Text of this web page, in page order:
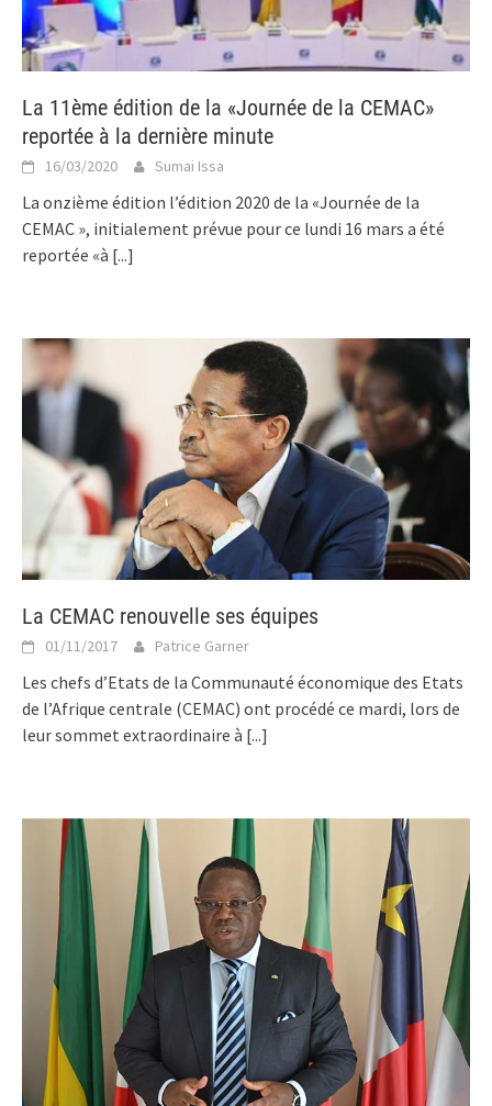
La 11ème édition de la «Journée de la CEMAC»
reportée à la dernière minute
16/03/2020 Sumai Issa
La onzième édition l’édition 2020 de la «Journée de la
CEMAC », initialement prévue pour ce lundi 16 mars a été
reportée «à [...]
La CEMAC renouvelle ses équipes
01/11/2017 Patrice Garner
Les chefs d’Etats de la Communauté économique des Etats
de l’Afrique centrale (CEMAC) ont procédé ce mardi, lors de
leur sommet extraordinaire à [...]